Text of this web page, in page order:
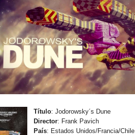
Título: Jodorowsky´s Dune
Director: Frank Pavich
País: Estados Unidos/Francia/Chile